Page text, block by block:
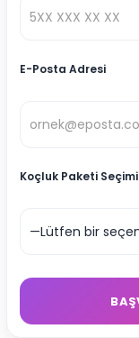
E-Posta Adresi
Koçluk Paketi Seçimi